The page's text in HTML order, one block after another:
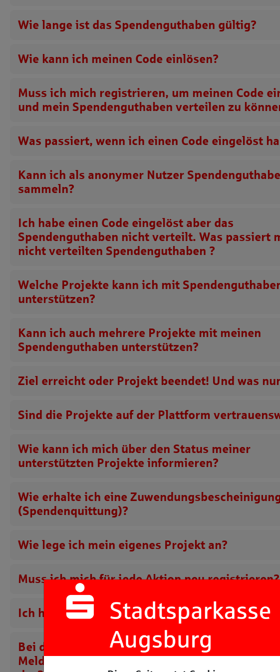
Wie lange ist das Spendenguthaben gültig?
Wie kann ich meinen Code einlösen?
Muss ich mich registrieren, um meinen Code
und mein Spendenguthaben verteilen zu
Was passiert, wenn ich einen Code eingelöst
Kann ich als anonymer Nutzer
sammeln?
Ich habe einen Code eingelöst aber das
Spendenguthaben nicht verteilt. Was passiert
nicht verteilten Spendenguthaben ?
Welche Projekte kann ich mit
unterstützen?
Kann ich auch mehrere Projekte mit meinen
Spendenguthaben unterstützen?
Ziel erreicht oder Projekt beendet! Und was
Sind die Projekte auf der Plattform
Wie kann ich mich über den Status meiner
unterstützten Projekte informieren?
Wie erhalte ich eine
(Spendenquittung)?
Wie lege ich mein eigenes Projekt an?
Muss ich mich für jede Aktion neu registrieren?
Ich habe mein Passwort vergessen, was kann
Bei dem Versuch mich einzuloggen erhalte ich
Meldung „Dieser Account ist inaktiv.“. Was